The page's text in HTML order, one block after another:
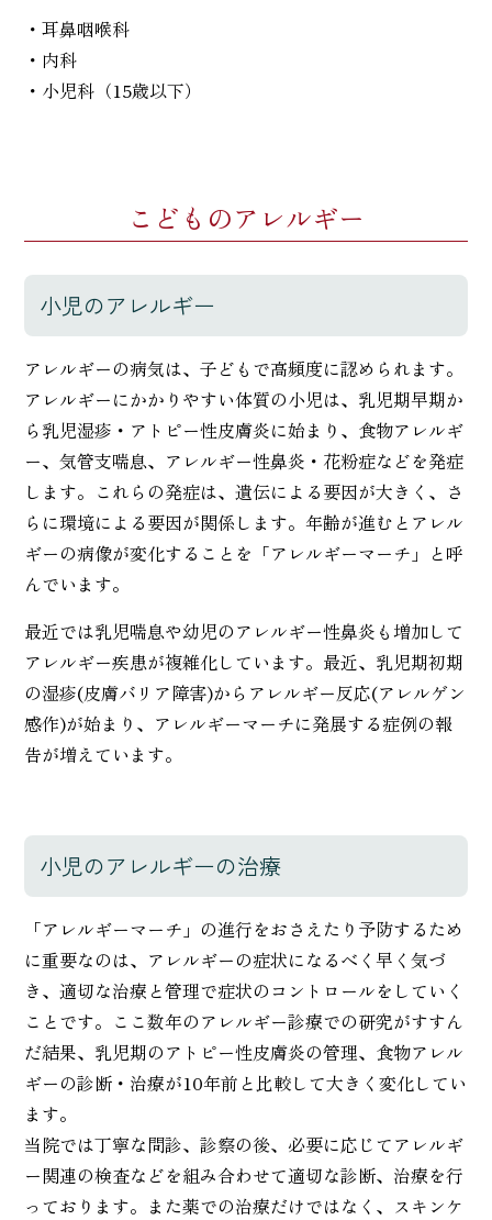
・耳鼻咽喉科
・内科
・小児科（15歳以下）
こどものアレルギー
小児のアレルギー
アレルギーの病気は、子どもで高頻度に認められます。
アレルギーにかかりやすい体質の小児は、乳児期早期か
ら乳児湿疹・アトピー性皮膚炎に始まり、食物アレルギ
ー、気管支喘息、アレルギー性鼻炎・花粉症などを発症
します。これらの発症は、遺伝による要因が大きく、さ
らに環境による要因が関係します。年齢が進むとアレル
ギーの病像が変化することを「アレルギーマーチ」と呼
んでいます。
最近では乳児喘息や幼児のアレルギー性鼻炎も増加して
アレルギー疾患が複雑化しています。最近、乳児期初期
の湿疹(皮膚バリア障害)からアレルギー反応(アレルゲン
感作)が始まり、アレルギーマーチに発展する症例の報
告が増えています。
小児のアレルギーの治療
「アレルギーマーチ」の進行をおさえたり予防するため
に重要なのは、アレルギーの症状になるべく早く気づ
き、適切な治療と管理で症状のコントロールをしていく
ことです。ここ数年のアレルギー診療での研究がすすん
だ結果、乳児期のアトピー性皮膚炎の管理、食物アレル
ギーの診断・治療が10年前と比較して大きく変化してい
ます。
当院では丁寧な問診、診察の後、必要に応じてアレルギ
ー関連の検査などを組み合わせて適切な診断、治療を行
っております。また薬での治療だけではなく、スキンケ